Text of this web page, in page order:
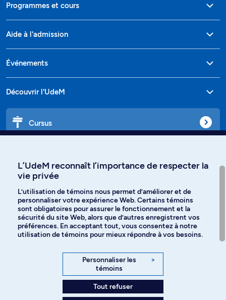
Programmes et cours
Aide à l'admission
Événements
Découvrir l'UdeM
Cursus
Langues
Facebook Instagram
YouTube
L’UdeM reconnaît l’importance de respecter la
vie privée
L’utilisation de témoins nous permet d’améliorer et de
personnaliser votre expérience Web. Certains témoins
sont obligatoires pour assurer le fonctionnement et la
sécurité du site Web, alors que d’autres enregistrent vos
préférences. En acceptant tout, vous consentez à notre
utilisation de témoins pour mieux répondre à vos besoins.
Personnaliser les
témoins
>
Tout refuser